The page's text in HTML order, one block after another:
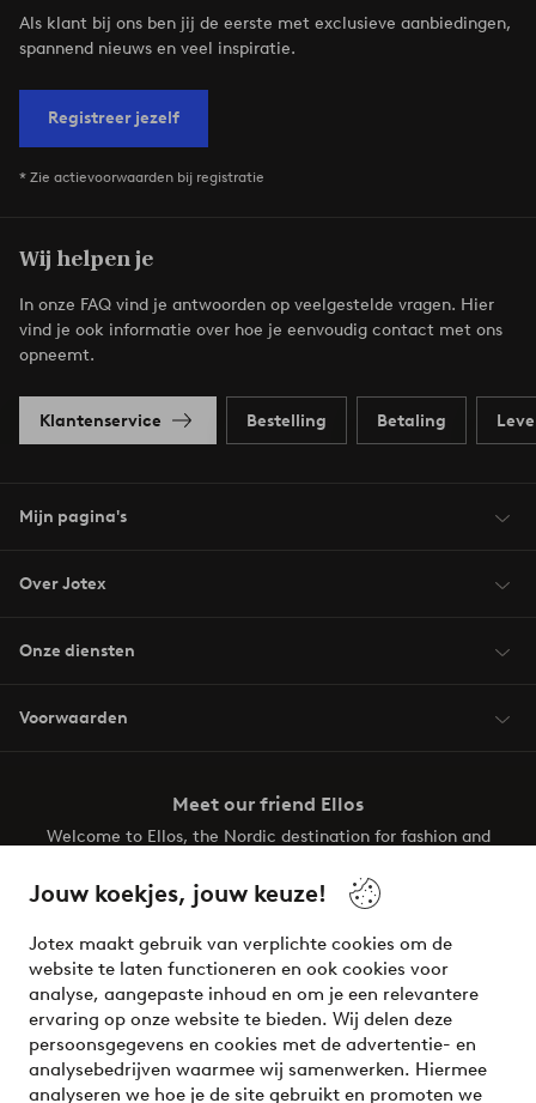
Jouw koekjes, jouw keuze!
Jotex maakt gebruik van verplichte cookies om de
website te laten functioneren en ook cookies voor
analyse, aangepaste inhoud en om je een relevantere
ervaring op onze website te bieden. Wij delen deze
persoonsgegevens en cookies met de advertentie- en
analysebedrijven waarmee wij samenwerken. Hiermee
analyseren we hoe je de site gebruikt en promoten we
Als klant bij ons ben jij de eerste met exclusieve aanbiedingen,
spannend nieuws en veel inspiratie.
Registreer jezelf
* Zie actievoorwaarden bij registratie
Wij helpen je
In onze FAQ vind je antwoorden op veelgestelde vragen. Hier
vind je ook informatie over hoe je eenvoudig contact met ons
opneemt.
Klantenservice Bestelling Betaling
Mijn pagina's
Over Jotex
Onze diensten
Voorwaarden
Meet our friend Ellos
Welcome to Ellos, the Nordic destination for fashion and
your wardrobe. Your next inspiring look is here!
Veilig betalen - Nu betalen of opsplitsen
Wil je meer weten over onze betaalopties?